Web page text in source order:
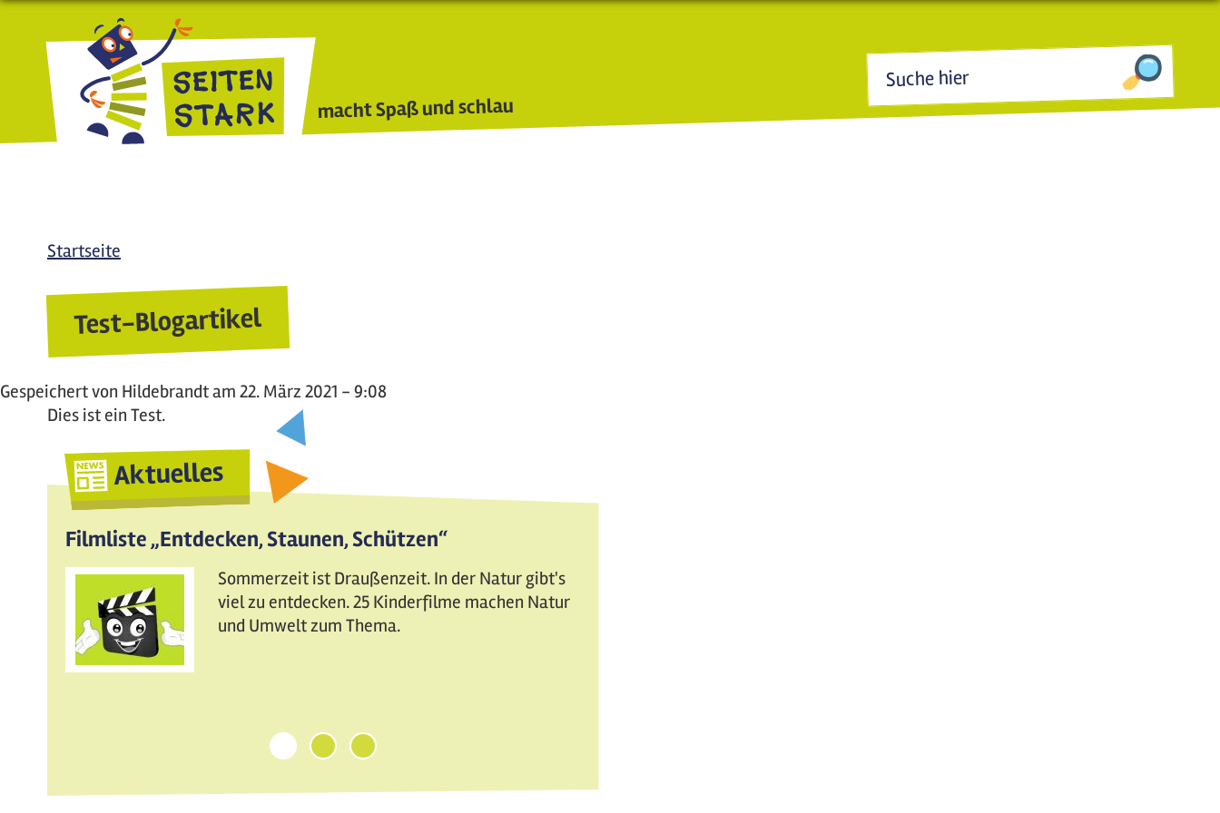
Direkt zum Inhalt
macht Spaß und schlau
Suchformular
Startseite
Test-Blogartikel
Gespeichert von Hildebrandtam 22. März 2021 - 9:08
Dies ist ein Test.
Aktuelles
Filmliste „Entdecken, Staunen, Schützen“
Sommerzeit ist Draußenzeit. In der Natur gibt's
viel zu entdecken. 25 Kinderfilme machen Natur
und Umwelt zum Thema.
1 2 3